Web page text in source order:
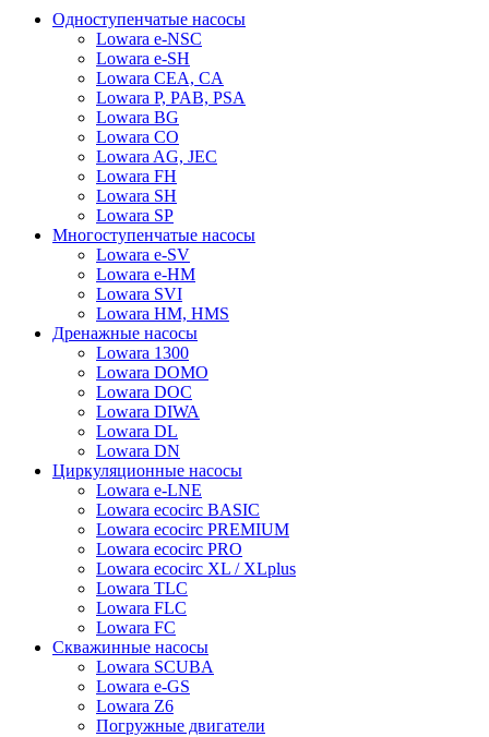
Одноступенчатые насосы
Lowara e-NSC
Lowara e-SH
Lowara CEA, CA
Lowara P, PAB, PSA
Lowara BG
Lowara CO
Lowara AG, JEC
Lowara FH
Lowara SH
Lowara SP
Многоступенчатые насосы
Lowara e-SV
Lowara e-HM
Lowara SVI
Lowara HM, HMS
Дренажные насосы
Lowara 1300
Lowara DOMO
Lowara DOC
Lowara DIWA
Lowara DL
Lowara DN
Циркуляционные насосы
Lowara e-LNE
Lowara ecocirc BASIC
Lowara ecocirc PREMIUM
Lowara ecocirc PRO
Lowara ecocirc XL / XLplus
Lowara TLC
Lowara FLC
Lowara FC
Скважинные насосы
Lowara SCUBA
Lowara e-GS
Lowara Z6
Погружные двигатели